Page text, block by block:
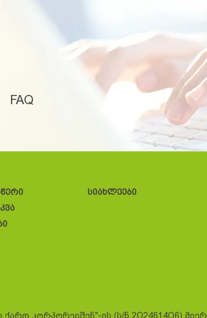
FAQ
სიახლეები
კორპორეიშენ"-ის (ს/ნ 2O24614O6) მიერ